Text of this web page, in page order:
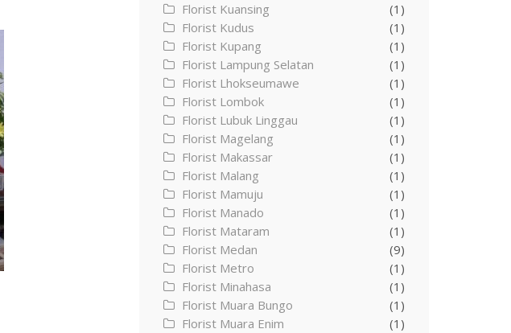
Florist Kuansing
(1)
Florist Kudus
(1)
Florist Kupang
(1)
Florist Lampung Selatan
(1)
Florist Lhokseumawe
(1)
Florist Lombok
(1)
Florist Lubuk Linggau
(1)
Florist Magelang
(1)
Florist Makassar
(1)
Florist Malang
(1)
Florist Mamuju
(1)
Florist Manado
(1)
Florist Mataram
(1)
Florist Medan
(9)
Florist Metro
(1)
Florist Minahasa
(1)
Florist Muara Bungo
(1)
Florist Muara Enim
(1)